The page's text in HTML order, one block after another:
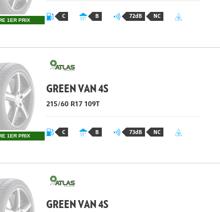
1ER PRIX
C B 72dB NC
1ER PRIX
GREEN VAN 4S
215/60 R17 109T
C B 73dB NC
GREEN VAN 4S